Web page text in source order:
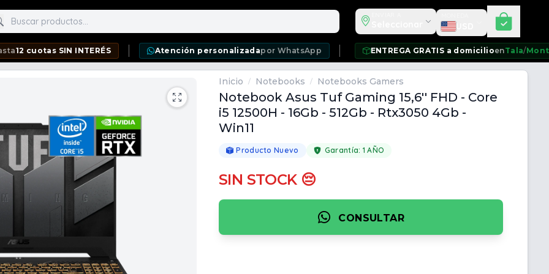
productos Seleccionar moneda
USD
SIN INTERÉS Atención personalizadapor WhatsApp ENTREGA GRATIS a domicilioenTala /Montevideo /
Inicio / Notebooks / Notebooks Gamers
Notebook Asus Tuf Gaming 15,6'' FHD - Core
i5 12500H - 16Gb - 512Gb - Rtx3050 4Gb -
Win11
Producto Nuevo Garantía: 1 AÑO
SIN STOCK 😔
CONSULTAR